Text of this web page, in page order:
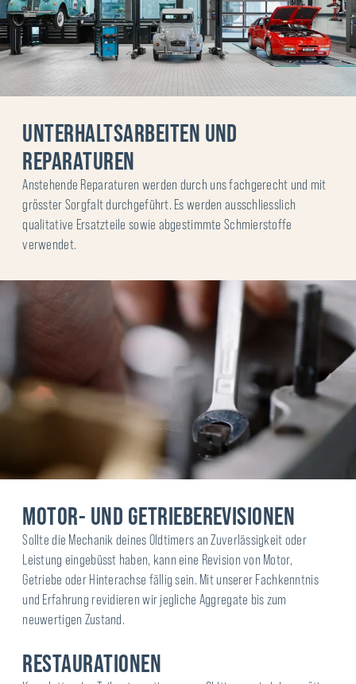
UNTERHALTSARBEITEN UND
REPARATUREN
Anstehende Reparaturen werden durch uns fachgerecht und mit
grösster Sorgfalt durchgeführt. Es werden ausschliesslich
qualitative Ersatzteile sowie abgestimmte Schmierstoffe
verwendet.
MOTOR- UND GETRIEBEREVISIONEN
Sollte die Mechanik deines Oldtimers an Zuverlässigkeit oder
Leistung eingebüsst haben, kann eine Revision von Motor,
Getriebe oder Hinterachse fällig sein. Mit unserer Fachkenntnis
und Erfahrung revidieren wir jegliche Aggregate bis zum
neuwertigen Zustand.
RESTAURATIONEN